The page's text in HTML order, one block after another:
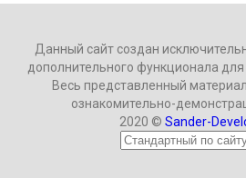
Данный сайт создан
дополнительного функционала
Весь представленный
ознакомительно-
2020 © Sander-